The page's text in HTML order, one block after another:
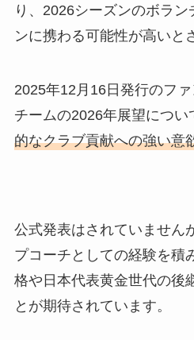
り、2026シーズンのボラ
ンに携わる可能性が高いと
2025年12月16日発行のファ
チームの2026年展望につい
的なクラブ貢献への強い意
公式発表はされていません
プコーチとしての経験を積
格や日本代表黄金世代の後
とが期待されています。